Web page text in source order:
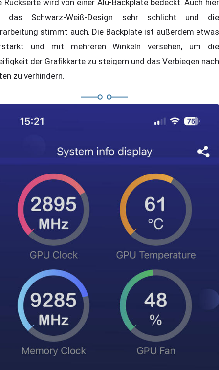
Rückseite wird von einer Alu-Backplate bedeckt. Auch hier
das Schwarz-Weiß-Design sehr schlicht und die
stimmt auch. Die Backplate ist außerdem etwas
und mit mehreren Winkeln versehen, um die
der Grafikkarte zu steigern und das Verbiegen nach
zu verhindern.